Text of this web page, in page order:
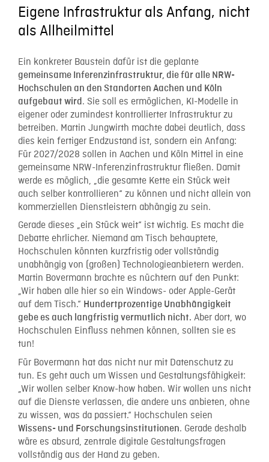
Eigene Infrastruktur als Anfang, nicht
als Allheilmittel
Ein konkreter Baustein dafür ist die geplante
gemeinsame Inferenzinfrastruktur, die für alle NRW-
Hochschulen an den Standorten Aachen und Köln
aufgebaut wird . Sie soll es ermöglichen, KI-Modelle in
eigener oder zumindest kontrollierter Infrastruktur zu
betreiben. Martin Jungwirth machte dabei deutlich, dass
dies kein fertiger Endzustand ist, sondern ein Anfang:
Für 2027/2028 sollen in Aachen und Köln Mittel in eine
gemeinsame NRW-Inferenzinfrastruktur fließen. Damit
werde es möglich, „die gesamte Kette ein Stück weit
auch selber kontrollieren“ zu können und nicht allein von
kommerziellen Dienstleistern abhängig zu sein.
Gerade dieses „ein Stück weit“ ist wichtig. Es macht die
Debatte ehrlicher. Niemand am Tisch behauptete,
Hochschulen könnten kurzfristig oder vollständig
unabhängig von (großen) Technologieanbietern werden.
Martin Bovermann brachte es nüchtern auf den Punkt:
„Wir haben alle hier so ein Windows- oder Apple-Gerät
auf dem Tisch.“ Hundertprozentige Unabhängigkeit
gebe es auch langfristig vermutlich nicht. Aber dort, wo
Hochschulen Einfluss nehmen können, sollten sie es
tun!
Für Bovermann hat das nicht nur mit Datenschutz zu
tun. Es geht auch um Wissen und Gestaltungsfähigkeit:
„Wir wollen selber Know-how haben. Wir wollen uns nicht
auf die Dienste verlassen, die andere uns anbieten, ohne
zu wissen, was da passiert.“ Hochschulen seien
Wissens- und Forschungsinstitutionen. Gerade deshalb
wäre es absurd, zentrale digitale Gestaltungsfragen
vollständig aus der Hand zu geben.